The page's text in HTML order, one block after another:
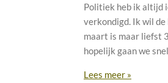
Politiek heb ik altijd
verkondigd. Ik wil de
maart is maar liefst
hopelijk gaan we
Lees meer »